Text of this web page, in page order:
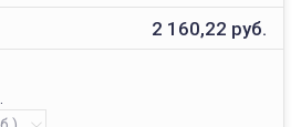
2 160,22 руб.